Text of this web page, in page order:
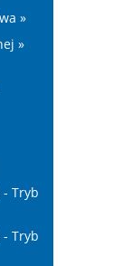
»
»
Tryb
Tryb